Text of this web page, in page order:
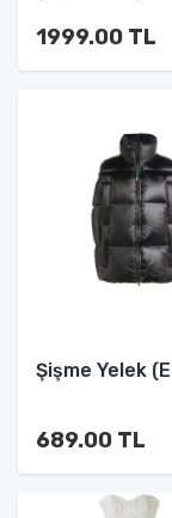
1999.00 TL
Şişme Yelek
689.00 TL